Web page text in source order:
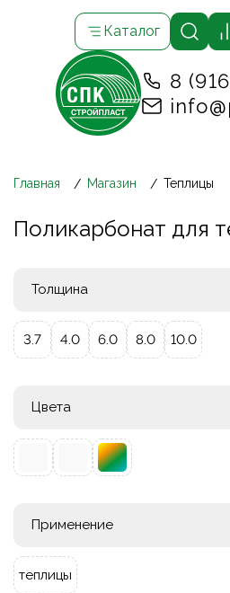
Каталог
8
Главная Магазин Теплицы
Поликарбонат для
Толщина
3.7 4.0 6.0 8.0 10.0
Цвета
Применение
теплицы